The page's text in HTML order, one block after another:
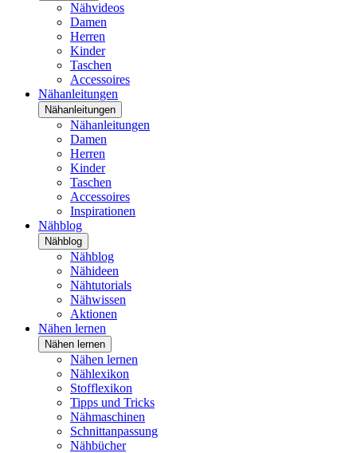
Nähvideos
Damen
Herren
Kinder
Taschen
Accessoires
Nähanleitungen
Nähanleitungen
Nähanleitungen
Damen
Herren
Kinder
Taschen
Accessoires
Inspirationen
Nähblog
Nähblog
Nähblog
Nähideen
Nähtutorials
Nähwissen
Aktionen
Nähen lernen
Nähen lernen
Nähen lernen
Nählexikon
Stofflexikon
Tipps und Tricks
Nähmaschinen
Schnittanpassung
Nähbücher